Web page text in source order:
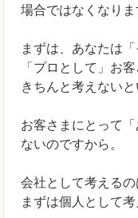
場合ではなくなりま
まずは、あなたは
「プロとして」お
きちんと考えないと
お客さまにとって
ないのですから。
会社として考えるの
まずは個人として